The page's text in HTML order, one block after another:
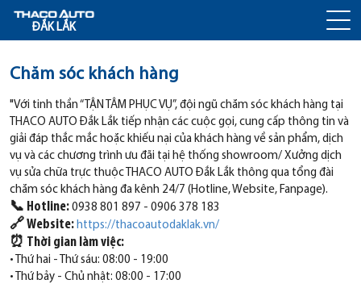
ĐẮK LẮK
Chăm sóc khách hàng
"Với tinh thần “TẬN TÂM PHỤC VỤ”, đội ngũ chăm sóc khách hàng tại
THACO AUTO Đắk Lắk tiếp nhận các cuộc gọi, cung cấp thông tin và
giải đáp thắc mắc hoặc khiếu nại của khách hàng về sản phẩm, dịch
vụ và các chương trình ưu đãi tại hệ thống showroom/ Xưởng dịch
vụ sửa chữa trực thuộc THACO AUTO Đắk Lắk thông qua tổng đài
chăm sóc khách hàng đa kênh 24/7 (Hotline, Website, Fanpage).
📞 Hotline: 0938 801 897 - 0906 378 183
🔗 Website: https://thacoautodaklak.vn/
⏰ Thời gian làm việc:
• Thứ hai - Thứ sáu: 08:00 - 19:00
• Thứ bảy - Chủ nhật: 08:00 - 17:00